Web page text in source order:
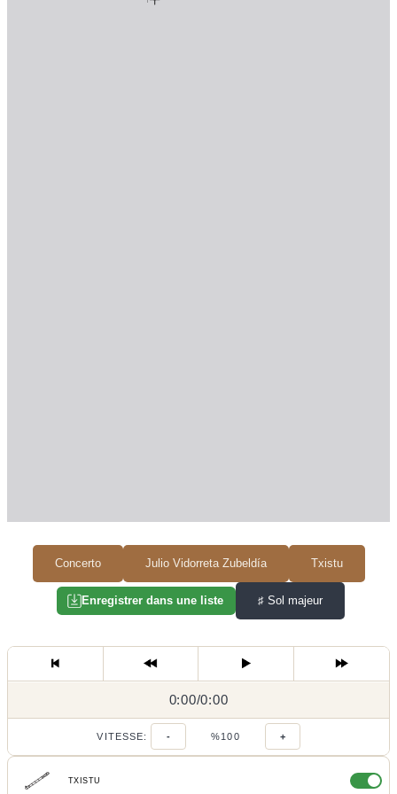
Concerto Julio Vidorreta Zubeldía Txistu
Enregistrer dans une liste ♯ Sol majeur
0:00/
0:00/0:00
VITESSE: - %100 +
TXISTU